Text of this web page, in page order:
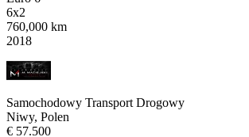
6x2
760,000 km
2018
Samochodowy Transport Drogowy
Niwy, Polen
€ 57.500